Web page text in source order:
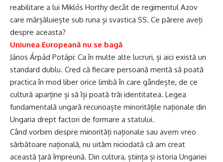
reabilitare a lui Miklós Horthy decât de regimentul Azov
care mărșăluiește sub runa și svastica SS. Ce părere aveți
despre aceasta?
Uniunea Europeană nu se bagă
János Árpád Potápi: Ca în multe alte lucruri, și aici există un
standard dublu. Cred că fiecare persoană merită să poată
practica în mod liber orice limbă în care gândește, de ce
cultură aparține și să își poată trăi identitatea. Legea
fundamentală ungară recunoaște minoritățile naționale din
Ungaria drept factori de formare a statului.
Când vorbim despre minorități naționale sau avem vreo
sărbătoare națională, nu uităm niciodată că am creat
această țară împreună. Din cultura, știința și istoria Ungariei